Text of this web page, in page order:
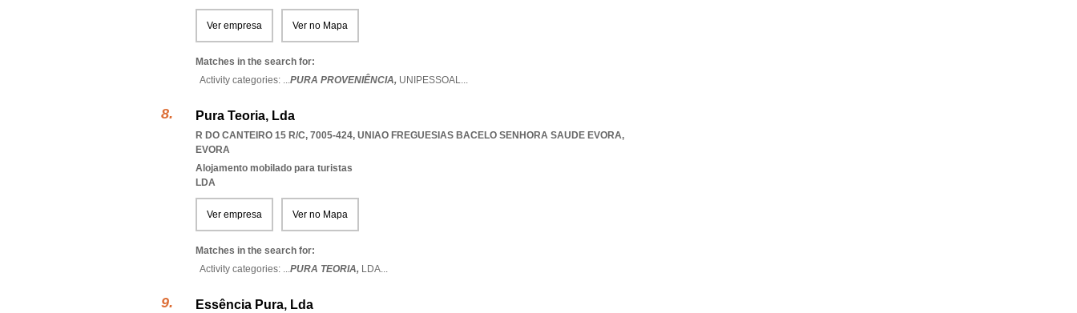
Ver empresa Ver no Mapa
Matches in the search for:
Activity categories: ...PURA PROVENIÊNCIA, UNIPESSOAL...
Pura Teoria, Lda
R DO CANTEIRO 15 R/C, 7005-424, UNIAO FREGUESIAS BACELO SENHORA SAUDE EVORA,
EVORA
Alojamento mobilado para turistas
LDA
Ver empresa Ver no Mapa
Matches in the search for:
Activity categories: ...PURA TEORIA, LDA...
Essência Pura, Lda